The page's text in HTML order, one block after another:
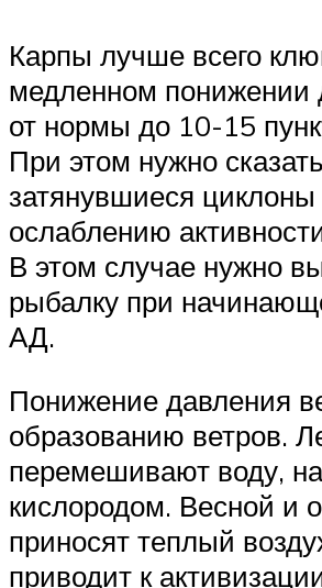
Карпы лучше всего
медленном понижении
от нормы до 10-15
При этом нужно
затянувшиеся циклоны
ослаблению
В этом случае нужно
рыбалку при
АД.
Понижение давления
образованию ветров.
перемешивают воду,
кислородом. Весной и
приносят теплый
приводит к